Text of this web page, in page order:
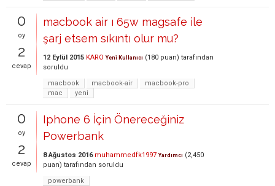
0
oy
2
cevap
macbook air ı 65w magsafe ile
şarj etsem sıkıntı olur mu?
12 Eylül 2015 KARO Yeni Kullanıcı (180 puan) tarafından
soruldu
macbook
macbook-air
macbook-pro
mac
yeni
0
oy
2
cevap
Iphone 6 İçin Önereceğiniz
Powerbank
8 Ağustos 2016 muhammedfk1997 Yardımcı (2,450
puan) tarafından soruldu
powerbank